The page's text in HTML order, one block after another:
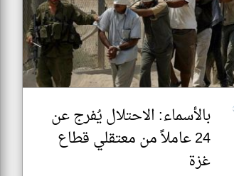
بالأسماء: الاحتلال يُفرج عن
24 عاملاً من معتقلي قطاع
غزة